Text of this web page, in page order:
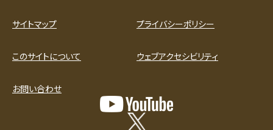
サイトマップ プライバシーポリシー
このサイトについて ウェブアクセシビリティ
お問い合わせ